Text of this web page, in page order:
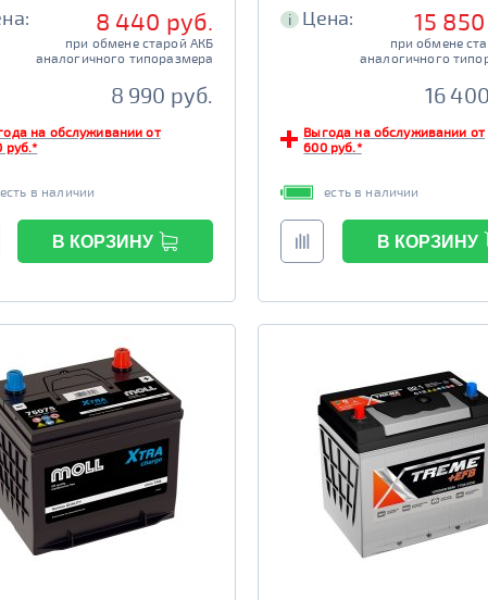
8 440 руб.
при обмене старой АКБ
аналогичного типоразмера
8 990 руб.
на обслуживании от
руб.*
есть в наличии
В КОРЗИНУ
i Цена: 15 850
при обмене
аналогичного
16
Выгода на обслуживании от
600 руб.*
есть в наличии
В КОРЗИНУ